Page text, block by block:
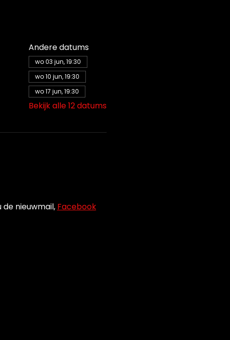
Andere datums
wo 03 jun, 19:30
wo 10 jun, 19:30
wo 17 jun, 19:30
Bekijk alle 12 datums
nieuwmail, Facebook